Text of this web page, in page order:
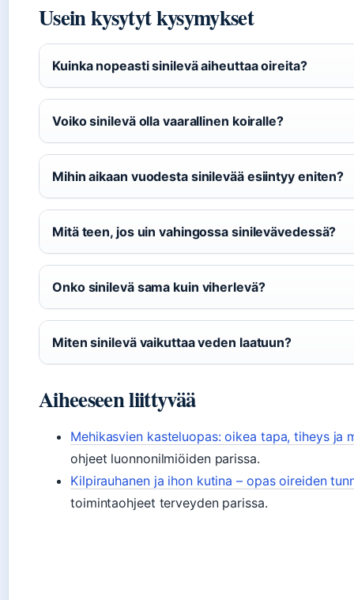
Usein kysytyt kysymykset
Kuinka nopeasti sinilevä aiheuttaa oireita?
Voiko sinilevä olla vaarallinen koiralle?
Mihin aikaan vuodesta sinilevää esiintyy eniten?
Mitä teen, jos uin vahingossa sinilevävedessä?
Onko sinilevä sama kuin viherlevä?
Miten sinilevä vaikuttaa veden laatuun?
Aiheeseen liittyvää
Mehikasvien kasteluopas: oikea tapa, tiheys ja
ohjeet luonnonilmiöiden parissa.
Kilpirauhanen ja ihon kutina – opas oireiden
toimintaohjeet terveyden parissa.